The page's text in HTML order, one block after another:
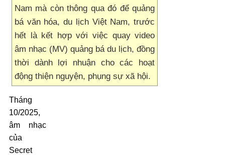
Nam mà còn thông qua đó để quảng
bá văn hóa, du lịch Việt Nam, trước
hết là kết hợp với việc quay video
âm nhạc (MV) quảng bá du lịch, đồng
thời dành lợi nhuận cho các hoạt
động thiện nguyện, phụng sự xã hội.
Tháng
10/2025,
âm nhạc
của
Secret